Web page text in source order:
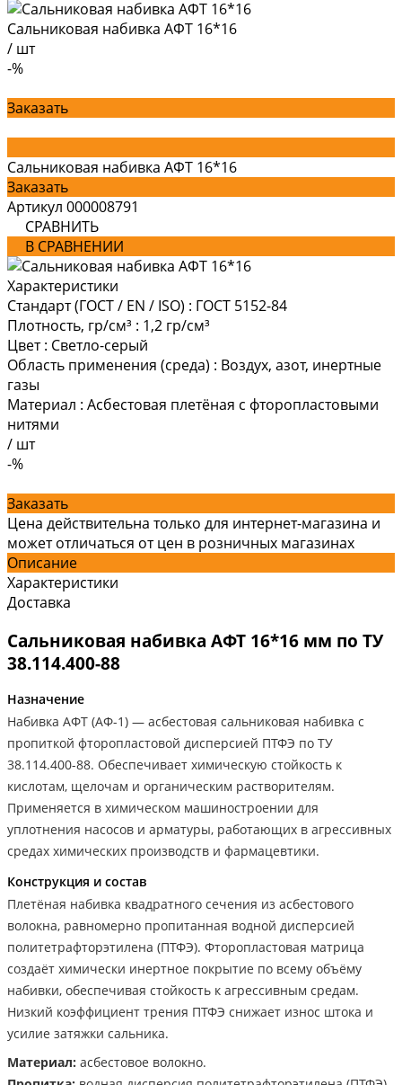
Сальниковая набивка АФТ 16*16
/ шт
-%
Заказать
Сальниковая набивка АФТ 16*16
Заказать
Артикул 000008791
СРАВНИТЬ
В СРАВНЕНИИ
Характеристики
Стандарт (ГОСТ / EN / ISO) : ГОСТ 5152-84
Плотность, гр/см³ : 1,2 гр/см³
Цвет : Светло-серый
Область применения (среда) : Воздух, азот, инертные
газы
Материал : Асбестовая плетёная с фторопластовыми
нитями
/ шт
-%
Заказать
Цена действительна только для интернет-магазина и
может отличаться от цен в розничных магазинах
Описание
Характеристики
Доставка
Сальниковая набивка АФТ 16*16 мм по ТУ
38.114.400-88
Назначение
Набивка АФТ (АФ-1) — асбестовая сальниковая набивка с
пропиткой фторопластовой дисперсией ПТФЭ по ТУ
38.114.400-88. Обеспечивает химическую стойкость к
кислотам, щелочам и органическим растворителям.
Применяется в химическом машиностроении для
уплотнения насосов и арматуры, работающих в агрессивных
средах химических производств и фармацевтики.
Конструкция и состав
Плетёная набивка квадратного сечения из асбестового
волокна, равномерно пропитанная водной дисперсией
политетрафторэтилена (ПТФЭ). Фторопластовая матрица
создаёт химически инертное покрытие по всему объёму
набивки, обеспечивая стойкость к агрессивным средам.
Низкий коэффициент трения ПТФЭ снижает износ штока и
усилие затяжки сальника.
Материал: асбестовое волокно.